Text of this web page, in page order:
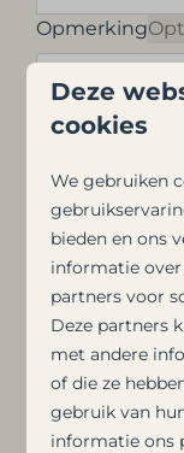
Opmerking
Beveiligd door
zijn van toepassing.
Liever de
Deze
cookies
We gebruiken
bieden en ons
informatie
partners voor
Deze partners
met andere
of die ze
gebruik van
informatie ons